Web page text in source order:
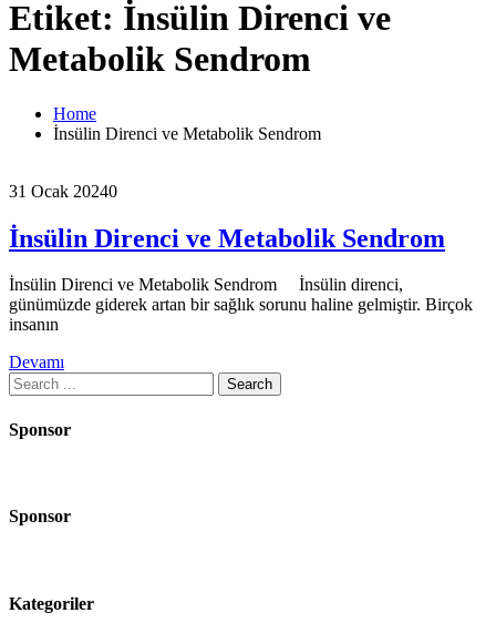
Etiket: İnsülin Direnci ve
Metabolik Sendrom
Home
İnsülin Direnci ve Metabolik Sendrom
31 Ocak 20240
İnsülin Direnci ve Metabolik Sendrom
İnsülin Direnci ve Metabolik Sendrom İnsülin direnci,
günümüzde giderek artan bir sağlık sorunu haline gelmiştir. Birçok
insanın
Devamı
Search
for:
Sponsor
Sponsor
Kategoriler